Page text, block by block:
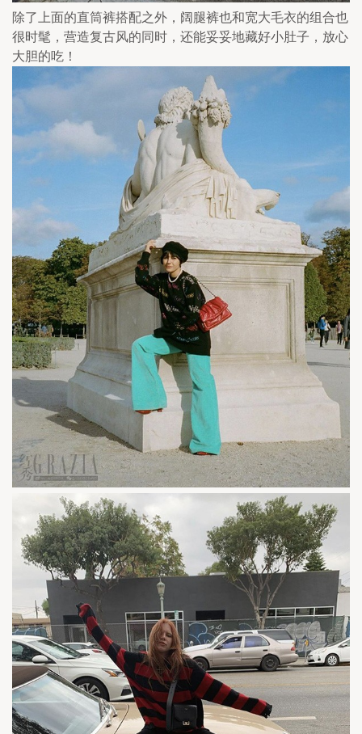
除了上面的直筒裤搭配之外，阔腿裤也和宽大毛衣的组合也
很时髦，营造复古风的同时，还能妥妥地藏好小肚子，放心
大胆的吃！